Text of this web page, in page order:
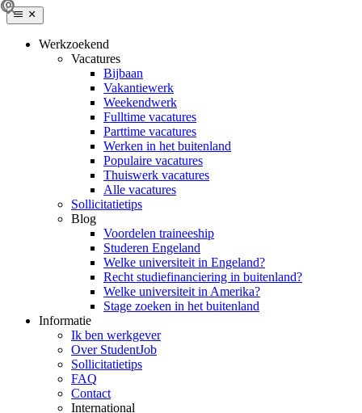
Werkzoekend
Vacatures
Bijbaan
Vakantiewerk
Weekendwerk
Fulltime vacatures
Parttime vacatures
Werken in het buitenland
Populaire vacatures
Thuiswerk vacatures
Alle vacatures
Sollicitatietips
Blog
Voordelen traineeship
Studeren Engeland
Welke universiteit in Engeland?
Recht studiefinanciering in buitenland?
Welke universiteit in Amerika?
Stage zoeken in het buitenland
Informatie
Ik ben werkgever
Over StudentJob
Sollicitatietips
FAQ
Contact
International